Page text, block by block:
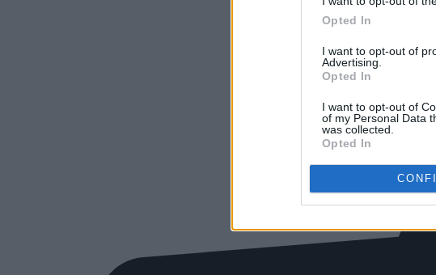
Opted In
I want to opt-out of
Advertising.
Opted In
I want to opt-out of
of my Personal Data
was collected.
Opted In